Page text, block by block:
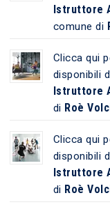
Istruttore
comune di
Clicca qui
disponibili
Istruttore
di Roè
Clicca qui
disponibili
Istruttore
di Roè